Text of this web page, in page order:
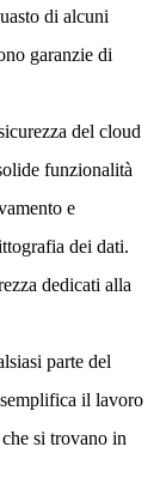
di alcuni
garanzie di
del cloud
funzionalità
e
dei dati.
dedicati alla
parte del
il lavoro
si trovano in